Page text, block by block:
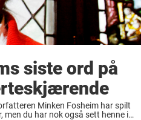
siste ord på
Minken Fosheim har spilt
men du har nok også sett henne i